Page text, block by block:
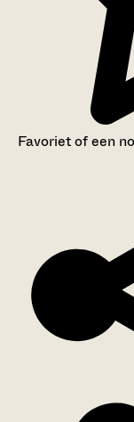
Favoriet of een